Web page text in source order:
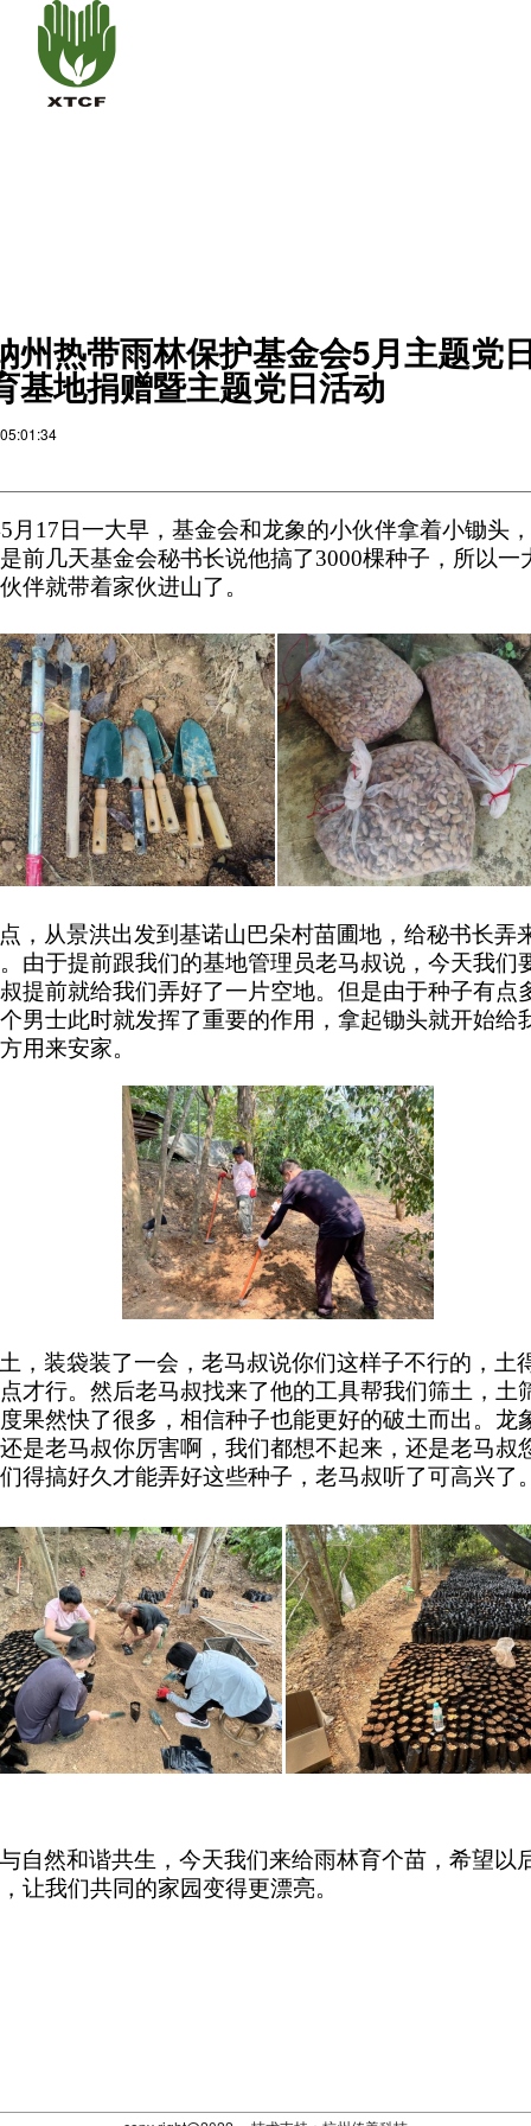
州热带雨林保护基金会5月主题党
基地捐赠暨主题党日活动
月17日一大早，基金会和龙象的小伙伴拿着小锄头
前几天基金会秘书长说他搞了3000棵种子，所以一
伴就带着家伙进山了。
，从景洪出发到基诺山巴朵村苗圃地，给秘书长弄
由于提前跟我们的基地管理员老马叔说，今天我们
提前就给我们弄好了一片空地。但是由于种子有点
男士此时就发挥了重要的作用，拿起锄头就开始给
用来安家。
，装袋装了一会，老马叔说你们这样子不行的，土
才行。然后老马叔找来了他的工具帮我们筛土，土
果然快了很多，相信种子也能更好的破土而出。龙
是老马叔你厉害啊，我们都想不起来，还是老马叔
得搞好久才能弄好这些种子，老马叔听了可高兴了
自然和谐共生，今天我们来给雨林育个苗，希望以
让我们共同的家园变得更漂亮。